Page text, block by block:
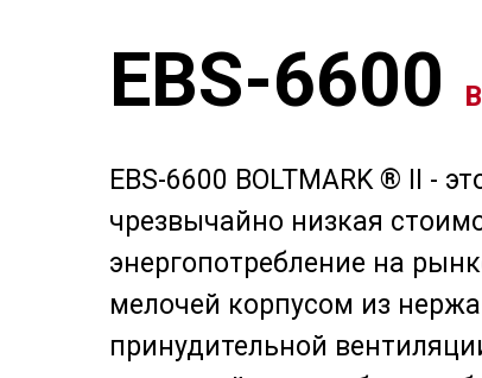
EBS-6600 BOLTMARK ® II -
чрезвычайно низкая
энергопотребление на
мелочей корпусом из
принудительной
EBS-6600